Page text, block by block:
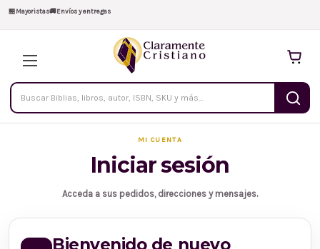
🏪Mayoristas🚚Envíos y entregas
Buscar
productos
MI CUENTA
Iniciar sesión
Acceda a sus pedidos, direcciones y mensajes.
Bienvenido de nuevo